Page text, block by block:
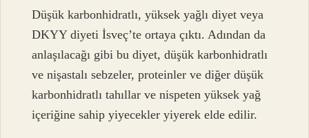
Düşük karbonhidratlı, yüksek yağlı diyet veya
DKYY diyeti İsveç’te ortaya çıktı. Adından da
anlaşılacağı gibi bu diyet, düşük karbonhidratlı
ve nişastalı sebzeler, proteinler ve diğer düşük
karbonhidratlı tahıllar ve nispeten yüksek yağ
içeriğine sahip yiyecekler yiyerek elde edilir.